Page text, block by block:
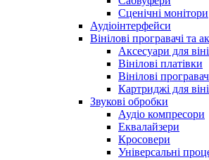
Сценічні монітори
Аудіоінтерфейси
Вінілові програвачі та
Аксесуари для
Вінілові платівки
Вінілові
Картриджі для
Звукові обробки
Аудіо компресори
Еквалайзери
Кросовери
Універсальні